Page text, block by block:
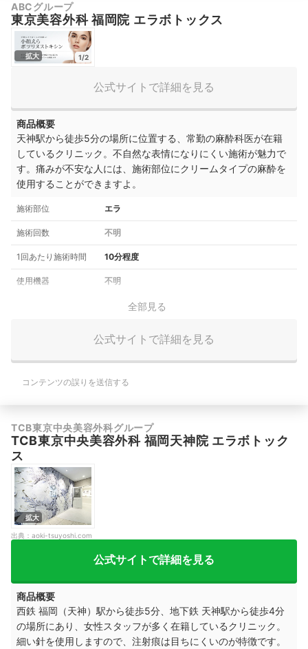
ABCグループ
東京美容外科 福岡院 エラボトックス
拡大 1/2
公式サイトで詳細を見る
商品概要
天神駅から徒歩5分の場所に位置する、常勤の麻酔科医が在籍
しているクリニック。不自然な表情になりにくい施術が魅力で
す。痛みが不安な人には、施術部位にクリームタイプの麻酔を
使用することができますよ。
施術部位 エラ
施術回数 不明
1回あたり施術時間 10分程度
使用機器 不明
全部見る
公式サイトで詳細を見る
コンテンツの誤りを送信する
TCB東京中央美容外科グループ
TCB東京中央美容外科 福岡天神院 エラボトック
ス
拡大
出典： aoki-tsuyoshi.com
公式サイトで詳細を見る
商品概要
西鉄 福岡（天神）駅から徒歩5分、地下鉄 天神駅から徒歩4分
の場所にあり、女性スタッフが多く在籍しているクリニック。
細い針を使用しますので、注射痕は目ちにくいのが特徴です。